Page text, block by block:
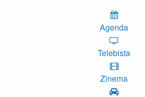
Agenda
Telebista
Zinema